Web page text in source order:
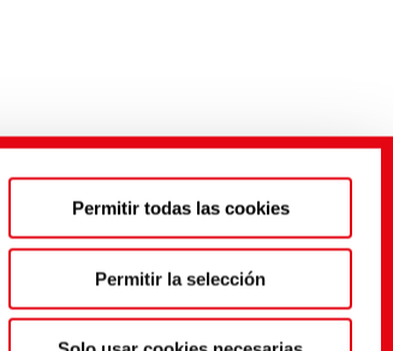
Permitir todas las cookies
Permitir la selección